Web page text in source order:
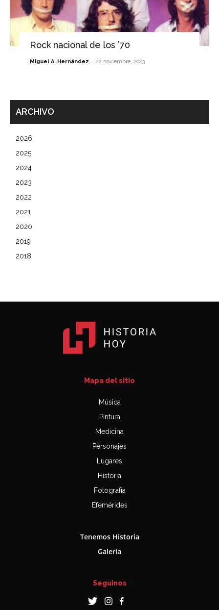
Rock nacional de los ’70
Miguel A. Hernández - 22 noviembre, 2023
ARCHIVO
2026
2025
2024
2023
2022
2021
2020
2019
2018
Mapa del sitio
Música
Pintura
Medicina
Personajes
Lugares
Historia
Fotografía
Efemérides
Tenemos Historia
Galería
Seguinos